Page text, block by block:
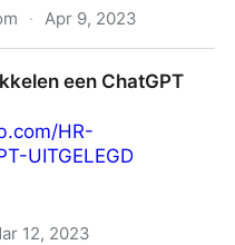
· Apr 9, 2023
een ChatGPT
HR-
UITGELEGD
12, 2023